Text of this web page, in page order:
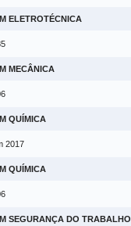
ELETROTÉCNICA
MECÂNICA
QUÍMICA
2017
QUÍMICA
SEGURANÇA DO TRABALHO